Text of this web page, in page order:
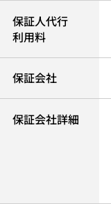
保証人代行
利用料
保証会社
保証会社詳細